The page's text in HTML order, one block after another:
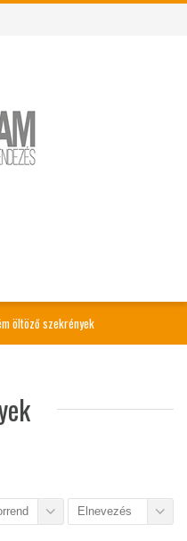
öltöző szekrények
Elnevezés